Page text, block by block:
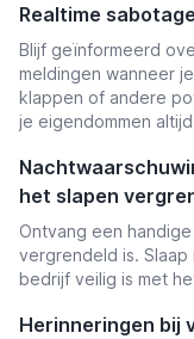
Realtime
Blijf geïnformeerd
meldingen wanneer
klappen of andere
je eigendommen
het slapen
Ontvang een
vergrendeld is.
bedrijf veilig is met
Herinneringen bij